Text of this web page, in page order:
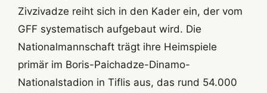
Zivzivadze reiht sich in den Kader ein, der vom
GFF systematisch aufgebaut wird. Die
Nationalmannschaft trägt ihre Heimspiele
primär im Boris-Paichadze-Dinamo-
Nationalstadion in Tiflis aus, das rund 54.000